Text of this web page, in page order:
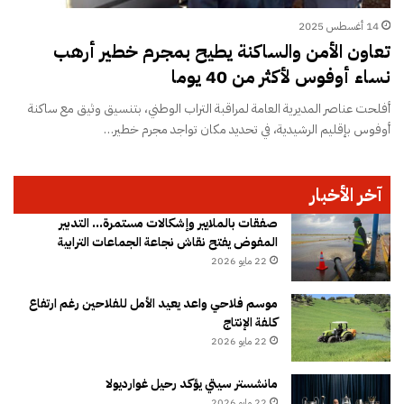
14 أغسطس 2025
تعاون الأمن والساكنة يطيح بمجرم خطير أرهب
نساء أوفوس لأكثر من 40 يوما
أفلحت عناصر المديرية العامة لمراقبة التراب الوطني، بتنسيق وثيق مع ساكنة
أوفوس بإقليم الرشيدية، في تحديد مكان تواجد مجرم خطير…
آخر الأخبار
صفقات بالملايير وإشكالات مستمرة… التدبير
المفوض يفتح نقاش نجاعة الجماعات الترابية
22 مايو 2026
موسم فلاحي واعد يعيد الأمل للفلاحين رغم ارتفاع
كلفة الإنتاج
22 مايو 2026
مانشستر سيتي يؤكد رحيل غوارديولا